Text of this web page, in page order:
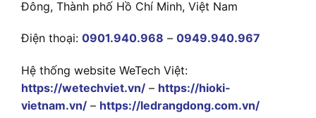
Đông, Thành phố Hồ Chí Minh, Việt Nam
Điện thoại: 0901.940.968 – 0949.940.967
Hệ thống website WeTech Việt:
https://wetechviet.vn/ – https://hioki-
vietnam.vn/ – https://ledrangdong.com.vn/